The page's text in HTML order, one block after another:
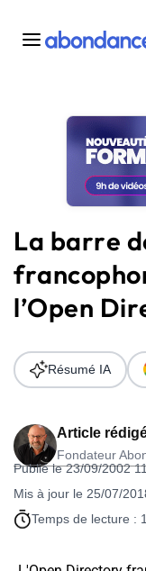
Toutes les actus
Actus SEO
Plateforme
Solutions
Ressources
Audit SEO
La barre
l’Open
Article
Fondateur
Publié le 23/09/2002
Mis à jour le 25/07/
Temps de lecture :
Résumé IA